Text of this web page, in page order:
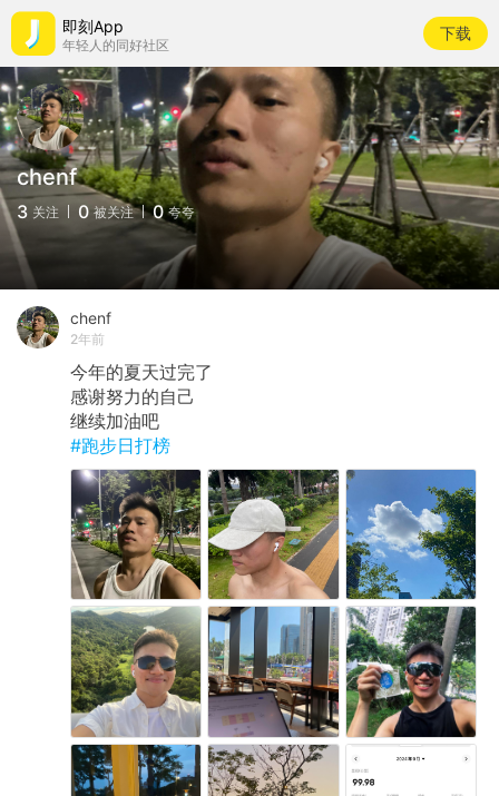
即刻App
年轻人的同好社区
下载
chenf
3 关注 0 被关注 0 夸夸
chenf
2年前
今年的夏天过完了
感谢努力的自己
继续加油吧
#跑步日打榜